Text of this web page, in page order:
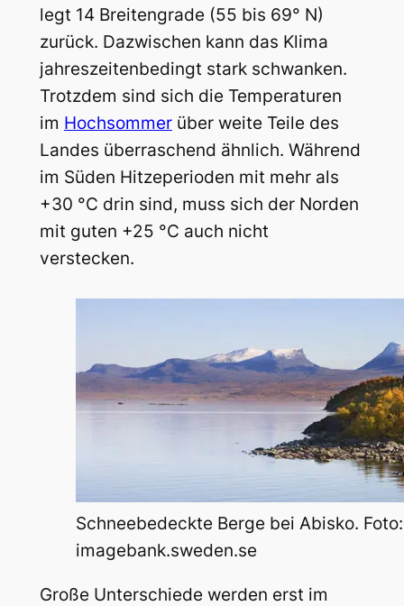
legt 14 Breitengrade (55 bis 69° N)
zurück. Dazwischen kann das Klima
jahreszeitenbedingt stark schwanken.
Trotzdem sind sich die Temperaturen
im Hochsommerüber weite Teile des
Landes überraschend ähnlich. Während
im Süden Hitzeperioden mit mehr als
+30 °C drin sind, muss sich der Norden
mit guten +25 °C auch nicht
verstecken.
Schneebedeckte Berge bei Abisko.
imagebank.sweden.se
Große Unterschiede werden erst im